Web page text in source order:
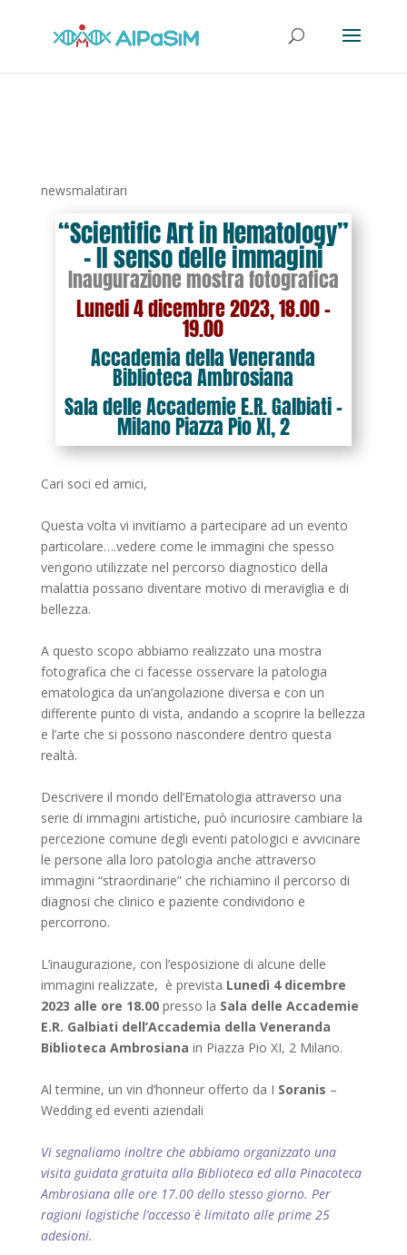
newsmalatirari
“Scientific Art in Hematology”
– Il senso delle immagini
Inaugurazione mostra fotografica
Lunedi 4 dicembre 2023, 18.00 –
19.00
Accademia della Veneranda
Biblioteca Ambrosiana
Sala delle Accademie E.R. Galbiati –
Milano Piazza Pio XI, 2
Cari soci ed amici,
Questa volta vi invitiamo a partecipare ad un evento
particolare….vedere come le immagini che spesso
vengono utilizzate nel percorso diagnostico della
malattia possano diventare motivo di meraviglia e di
bellezza.
A questo scopo abbiamo realizzato una mostra
fotografica che ci facesse osservare la patologia
ematologica da un’angolazione diversa e con un
differente punto di vista, andando a scoprire la bellezza
e l’arte che si possono nascondere dentro questa
realtà.
Descrivere il mondo dell’Ematologia attraverso una
serie di immagini artistiche, può incuriosire cambiare la
percezione comune degli eventi patologici e avvicinare
le persone alla loro patologia anche attraverso
immagini “straordinarie” che richiamino il percorso di
diagnosi che clinico e paziente condividono e
percorrono.
L’inaugurazione, con l’esposizione di alcune delle
immagini realizzate, è prevista Lunedì 4 dicembre
2023 alle ore 18.00 presso la Sala delle Accademie
E.R. Galbiati dell’Accademia della Veneranda
Biblioteca Ambrosiana in Piazza Pio XI, 2 Milano.
Al termine, un vin d’honneur offerto da I Soranis –
Wedding ed eventi aziendali
Vi segnaliamo inoltre che abbiamo organizzato una
visita guidata gratuita alla Biblioteca ed alla Pinacoteca
Ambrosiana alle ore 17.00 dello stesso giorno. Per
ragioni logistiche l’accesso è limitato alle prime 25
adesioni.